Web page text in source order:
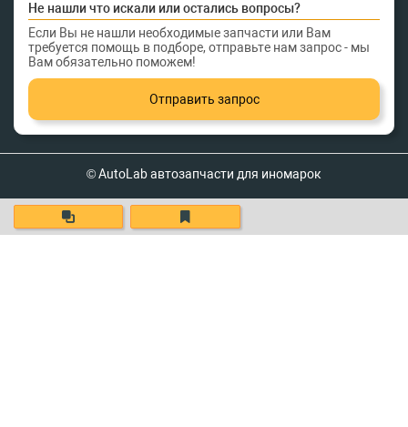
Не нашли что искали или остались вопросы?
Если Вы не нашли необходимые запчасти или Вам
требуется помощь в подборе, отправьте нам запрос - мы
Вам обязательно поможем!
Отправить запрос
© AutoLab автозапчасти для иномарок